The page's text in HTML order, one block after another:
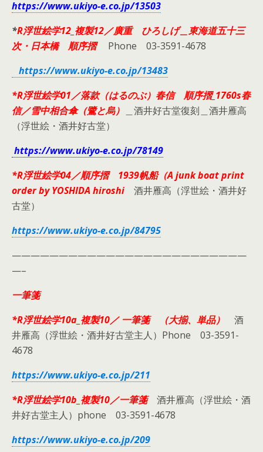
https://www.ukiyo-e.co.jp/13503
*R浮世絵学12_複製12／廣重 ひろしげ＿東海道五十三
次・日本橋 順序摺Phone 03-3591-4678
https://www.ukiyo-e.co.jp/13483
*R浮世絵学01／落款（はるのぶ）春信 順序摺_1760s春
信／雪中相合傘（鷺と烏）
＿酒井好古堂復刻＿酒井雁高
（浮世絵・酒井好古堂）
https://www.ukiyo-e.co.jp/78149
*R浮世絵学04／順序摺 1939帆船（A junk boat print
order by YOSHIDA hiroshi 酒井雁高（浮世絵・酒井好
古堂）
https://www.ukiyo-e.co.jp/84795
—————————————————————————
—–
一筆箋
*R浮世絵学10a_複製10／ 一筆箋 （大揃、単品）
酒
井雁高（浮世絵・酒井好古堂主人）Phone 03-3591-
4678
https://www.ukiyo-e.co.jp/211
*R浮世絵学10b_複製10／一筆箋 酒井雁高（浮世絵・酒
井好古堂主人）phone 03-3591-4678
https://www.ukiyo-e.co.jp/209